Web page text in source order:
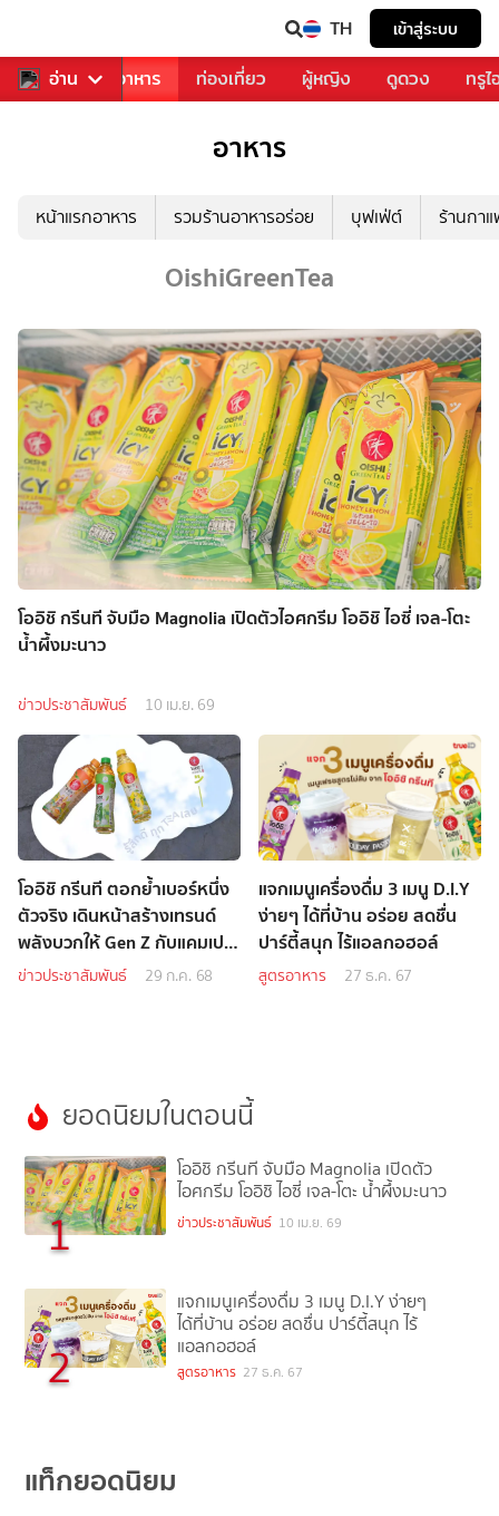
TH เข้าสู่ระบบ
อ่าน
การเพลง อาหาร ท่องเที่ยว ผู้หญิง ดูดวง ทรู
อาหาร
หน้าแรกอาหาร รวมร้านอาหารอร่อย บุฟเฟ่ต์ ร้านกา
OishiGreenTea
โออิชิ กรีนที จับมือ Magnolia เปิดตัวไอศกรีม โออิชิ ไอซี่ เจล-โตะ
น้ำผึ้งมะนาว
ข่าวประชาสัมพันธ์ 10 เม.ย. 69
โออิชิ กรีนที ตอกย้ำเบอร์หนึ่ง
ตัวจริง เดินหน้าสร้างเทรนด์
พลังบวกให้ Gen Z กับแคมเปญ
“โออิชิ กรีนที รู้สึกดี ทุก Tea
ข่าวประชาสัมพันธ์ 29 ก.ค. 68
แจกเมนูเครื่องดื่ม 3 เมนู D.I.Y
ง่ายๆ ได้ที่บ้าน อร่อย สดชื่น
ปาร์ตี้สนุก ไร้แอลกอฮอล์
สูตรอาหาร 27 ธ.ค. 67
ยอดนิยมในตอนนี้
1
โออิชิ กรีนที จับมือ Magnolia เปิดตัว
ไอศกรีม โออิชิ ไอซี่ เจล-โตะ น้ำผึ้งมะนาว
ข่าวประชาสัมพันธ์ 10 เม.ย. 69
2
แจกเมนูเครื่องดื่ม 3 เมนู D.I.Y ง่ายๆ
ได้ที่บ้าน อร่อย สดชื่น ปาร์ตี้สนุก ไร้
แอลกอฮอล์
สูตรอาหาร 27 ธ.ค. 67
แท็กยอดนิยม